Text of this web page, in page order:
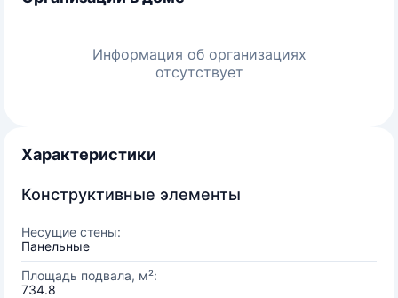
Информация об организациях
отсутствует
Характеристики
Конструктивные элементы
Несущие стены:
Панельные
Площадь подвала, м²:
734.8